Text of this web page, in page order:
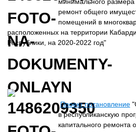
ремонт общего
помещений в
расположенных на территории
Республики, на 2020-2022 год"
Проект потановление
в республиканскую
капитального ремонта